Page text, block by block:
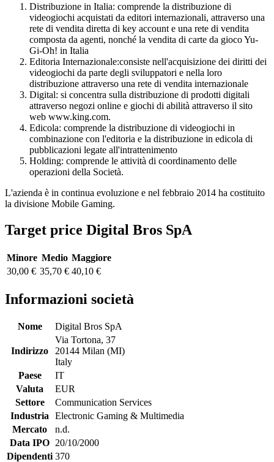
Distribuzione in Italia: comprende la distribuzione di
videogiochi acquistati da editori internazionali, attraverso una
rete di vendita diretta di key account e una rete di vendita
composta da agenti, nonché la vendita di carte da gioco Yu-
Gi-Oh! in Italia
Editoria Internazionale:consiste nell'acquisizione dei diritti dei
videogiochi da parte degli sviluppatori e nella loro
distribuzione attraverso una rete di vendita internazionale
Digital: si concentra sulla distribuzione di prodotti digitali
attraverso negozi online e giochi di abilità attraverso il sito
web www.king.com.
Edicola: comprende la distribuzione di videogiochi in
combinazione con l'editoria e la distribuzione in edicola di
pubblicazioni legate all'intrattenimento
Holding: comprende le attività di coordinamento delle
operazioni della Società.
L'azienda è in continua evoluzione e nel febbraio 2014 ha costituito
la divisione Mobile Gaming.
Target price Digital Bros SpA
Minore Medio Maggiore
30,00 € 35,70 € 40,10 €
Informazioni società
Nome Digital Bros SpA
Indirizzo
Via Tortona, 37
20144 Milan (MI)
Italy
Paese
IT
Valuta
EUR
Settore
Communication Services
Industria Electronic Gaming & Multimedia
Mercato
n.d.
Data IPO 20/10/2000
Dipendenti 370